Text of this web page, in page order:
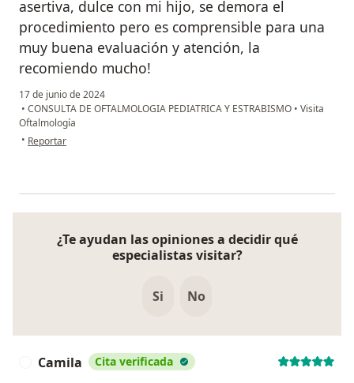
asertiva, dulce con mi hijo, se demora el
procedimiento pero es comprensible para una
muy buena evaluación y atención, la
recomiendo mucho!
17 de junio de 2024
• CONSULTA DE OFTALMOLOGIA PEDIATRICA Y ESTRABISMO • Visita
Oftalmología
• en opinión del usuario Elizabeth Gómez
Reportar
¿Te ayudan las opiniones a decidir qué
especialistas visitar?
Si No
Camila Cita verificada